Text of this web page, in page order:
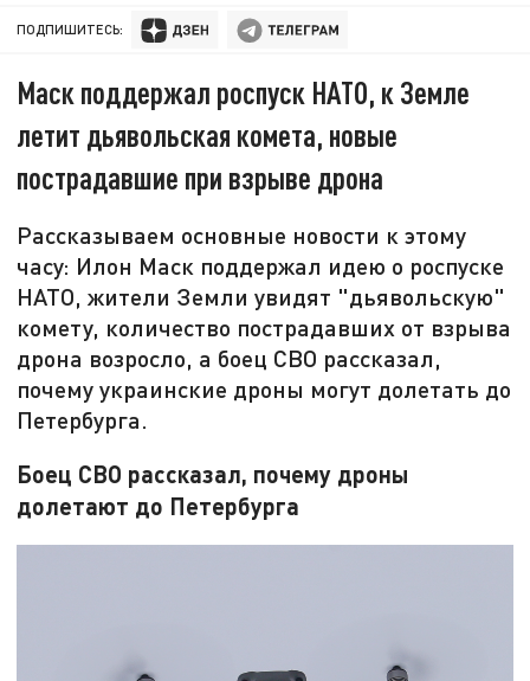
ПОДПИШИТЕСЬ:
Маск поддержал роспуск НАТО, к Земле
летит дьявольская комета, новые
пострадавшие при взрыве дрона
Рассказываем основные новости к этому
часу: Илон Маск поддержал идею о роспуске
НАТО, жители Земли увидят "дьявольскую"
комету, количество пострадавших от взрыва
дрона возросло, а боец СВО рассказал,
почему украинские дроны могут долетать до
Петербурга.
Боец СВО рассказал, почему дроны
долетают до Петербурга